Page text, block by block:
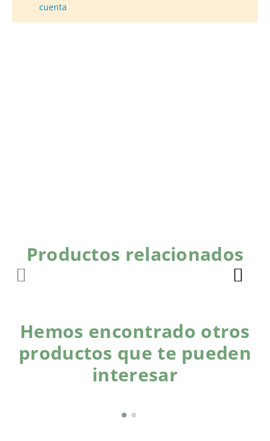
cuenta
Productos relacionados
Hemos encontrado otros
productos que te pueden
interesar